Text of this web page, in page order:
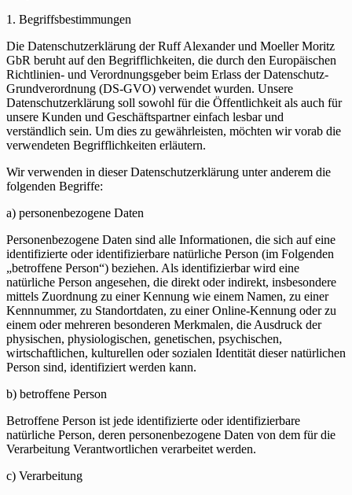
1. Begriffsbestimmungen
Die Datenschutzerklärung der Ruff Alexander und Moeller Moritz
GbR beruht auf den Begrifflichkeiten, die durch den Europäischen
Richtlinien- und Verordnungsgeber beim Erlass der Datenschutz-
Grundverordnung (DS-GVO) verwendet wurden. Unsere
Datenschutzerklärung soll sowohl für die Öffentlichkeit als auch für
unsere Kunden und Geschäftspartner einfach lesbar und
verständlich sein. Um dies zu gewährleisten, möchten wir vorab die
verwendeten Begrifflichkeiten erläutern.
Wir verwenden in dieser Datenschutzerklärung unter anderem die
folgenden Begriffe:
a) personenbezogene Daten
Personenbezogene Daten sind alle Informationen, die sich auf eine
identifizierte oder identifizierbare natürliche Person (im Folgenden
„betroffene Person“) beziehen. Als identifizierbar wird eine
natürliche Person angesehen, die direkt oder indirekt, insbesondere
mittels Zuordnung zu einer Kennung wie einem Namen, zu einer
Kennnummer, zu Standortdaten, zu einer Online-Kennung oder zu
einem oder mehreren besonderen Merkmalen, die Ausdruck der
physischen, physiologischen, genetischen, psychischen,
wirtschaftlichen, kulturellen oder sozialen Identität dieser natürlichen
Person sind, identifiziert werden kann.
b) betroffene Person
Betroffene Person ist jede identifizierte oder identifizierbare
natürliche Person, deren personenbezogene Daten von dem für die
Verarbeitung Verantwortlichen verarbeitet werden.
c) Verarbeitung